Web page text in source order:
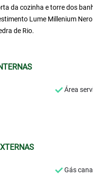
da cozinha e torre dos
Lume Millenium
de Rio.
Área
Gás